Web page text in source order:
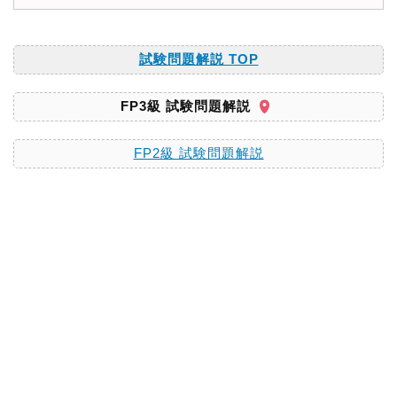
試験問題解説 TOP
FP3級 試験問題解説
FP2級 試験問題解説